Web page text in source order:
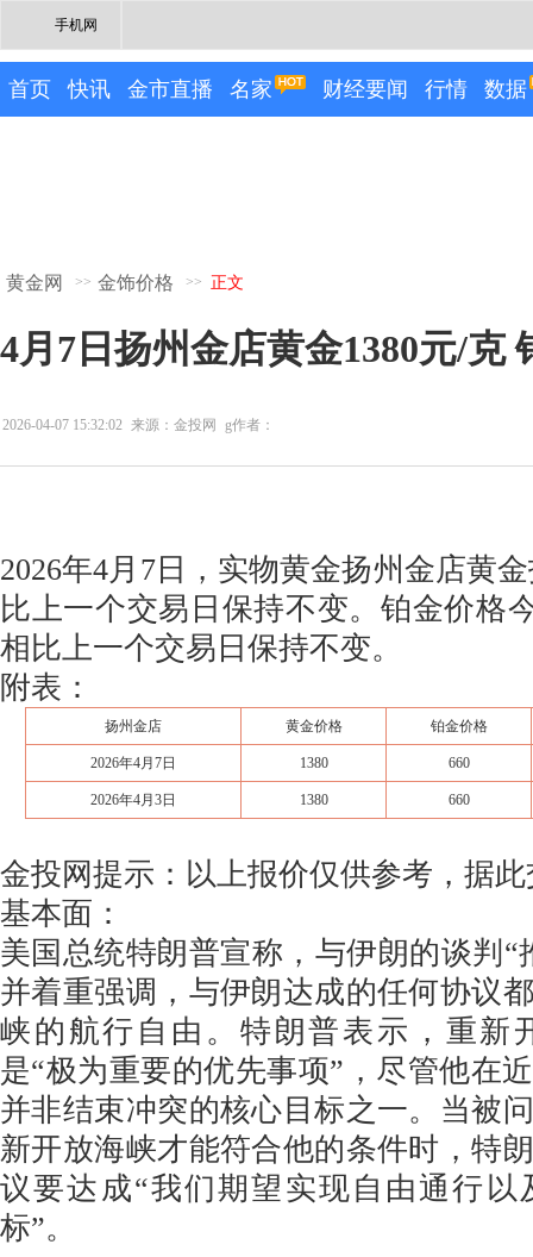
手机网
首页 快讯 金市直播 名家 财经要闻 行情 数据
黄金网 >> 金饰价格 >> 正文
4月7日扬州金店黄金1380元/克
2026-04-07 15:32:02 来源：金投网 g作者：
2026年4月7日，实物黄金扬州金店黄
比上一个交易日保持不变。铂金价格
相比上一个交易日保持不变。
附表：
扬州金店 黄金价格 铂金价格
2026年4月7日 1380 660
2026年4月3日 1380 660
金投网提示：以上报价仅供参考，据
基本面：
美国总统特朗普宣称，与伊朗的谈判“
并着重强调，与伊朗达成的任何协议
峡的航行自由。特朗普表示，重新
是“极为重要的优先事项”，尽管他在
并非结束冲突的核心目标之一。当被
新开放海峡才能符合他的条件时，特
议要达成“我们期望实现自由通行以
标”。